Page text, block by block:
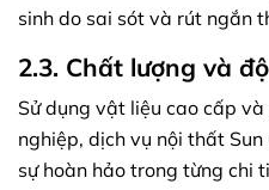
sinh do sai sót và rút ngắn
2.3. Chất lượng và
Sử dụng vật liệu cao cấp
nghiệp, dịch vụ nội thất
sự hoàn hảo trong từng chi